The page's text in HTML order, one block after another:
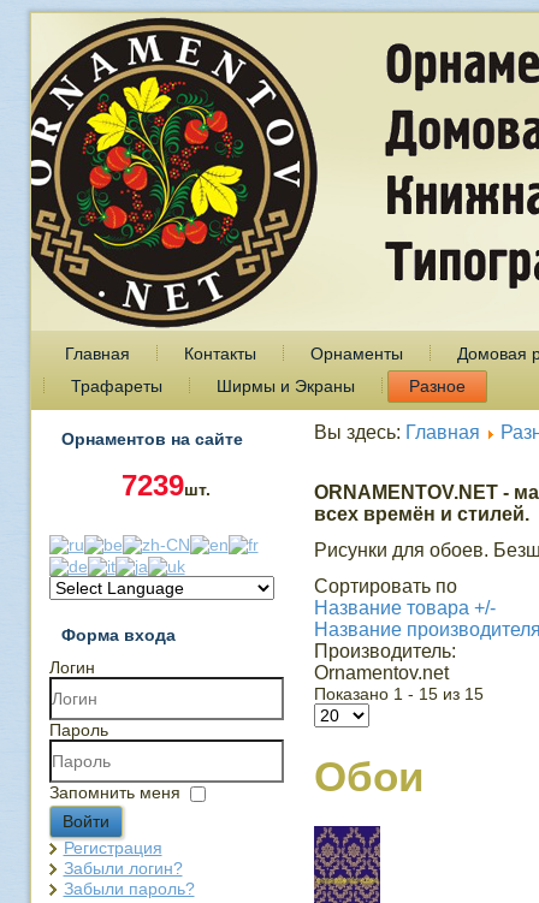
Главная Контакты Орнаменты
Домовая
Трафареты
Ширмы и Экраны Разное
Орнаментов на сайте
7239шт.
Форма входа
Логин
Пароль
Запомнить меня
Войти
Регистрация
Забыли логин?
Забыли пароль?
Вы здесь: Главная
ORNAMENTOV.NET -
всех времён и стилей.
Рисунки для обоев.
Сортировать по
Название товара +/-
Название
Производитель:
Ornamentov.net
Показано 1 - 15 из 15
Обои